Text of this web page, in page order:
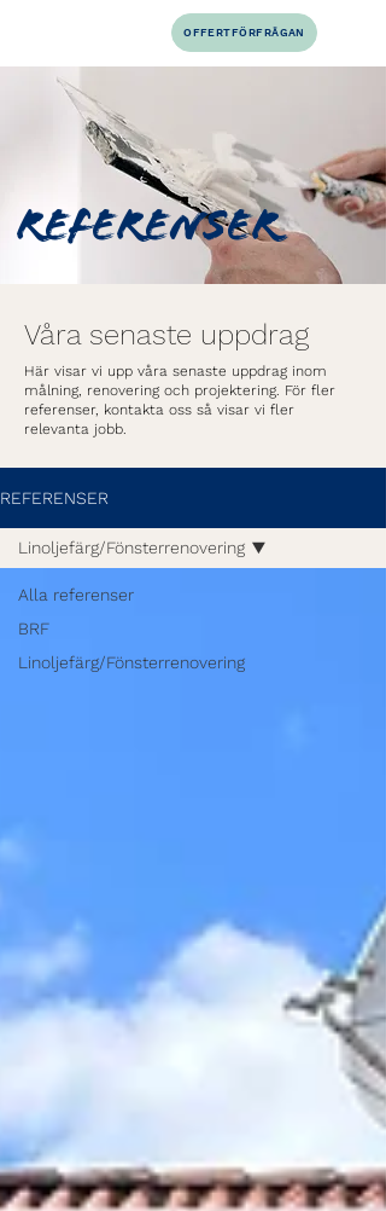
OFFERTFÖRFRÅGAN
REFERENSER
Våra senaste uppdrag
Här visar vi upp våra senaste uppdrag inom
målning, renovering och projektering. För fler
referenser, kontakta oss så visar vi fler
relevanta jobb.
REFERENSER
Alla referenser
BRF
Linoljefärg/Fönsterrenovering
Linoljefärg/Fönsterrenovering